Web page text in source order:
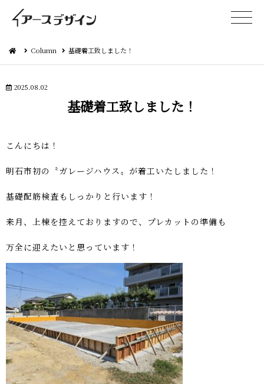
Column 基礎着工致しました！
2025.08.02
基礎着工致し ま し た ！
こん に ち は ！
明石市初の〝ガレージハウス〟が着工いたし ま し た ！
基礎配筋検査もしっかりと行 い ま す ！
来月、上棟を控えておりますので、プレカット の 準 備 も
万全に迎えたいと思って い ま す ！